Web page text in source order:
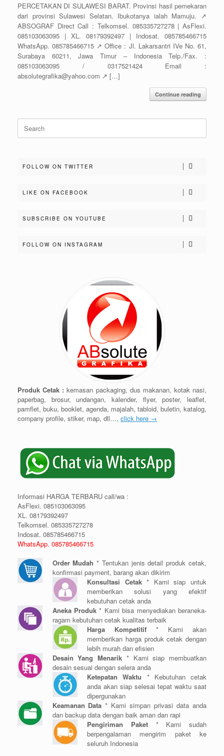
PERCETAKAN DI SULAWESI BARAT. Provinsi hasil pemekaran
dari provinsi Sulawesi Selatan. Ibukotanya ialah Mamuju. ↗️
ABSOGRAF Direct Call : Telkomsel. 085335727278 | AsFlexi.
085103063095 | XL. 08179392497 | Indosat. 085785466715
WhatsApp. 085785466715 ↗️ Office : Jl. Lakarsantri IVe No. 61,
Surabaya 60211, Jawa Timur – Indonesia Telp./Fax. :
085103063095 / 0317521424 Email :
absolutegrafika@yahoo.com ↗️ […]
Continue reading
Search
for:
FOLLOW ON TWITTER
LIKE ON FACEBOOK
SUBSCRIBE ON YOUTUBE
FOLLOW ON INSTAGRAM
Produk Cetak : kemasan packaging, dus makanan, kotak nasi,
paperbag, brosur, undangan, kalender, flyer, poster, leaflet,
pamflet, buku, booklet, agenda, majalah, tabloid, buletin, katalog,
company profile, stiker, map, dll…, click here →
Informasi HARGA TERBARU call/wa :
AsFlexi. 085103063095
XL. 08179392497
Telkomsel. 085335727278
Indosat. 085785466715
WhatsApp. 085785466715
Order Mudah * Tentukan jenis detail produk cetak,
konfirmasi payment, barang akan dikirim
Konsultasi Cetak* Kami siap untuk
memberikan solusi yang efektif
kebutuhan cetak anda
Aneka Produk* Kami bisa menyediakan beraneka-
ragam kebutuhan cetak kualitas terbaik
Harga Kompetitif * Kami akan
memberikan harga produk cetak dengan
lebih murah dan efisien
Desain Yang Menarik * Kami siap membuatkan
desain sesuai dengan selera anda
Ketepatan Waktu * Kebutuhan cetak
anda akan siap selesai tepat waktu saat
dipergunakan
Keamanan Data * Kami simpan privasi data anda
dan backup data dengan baik aman dan rapi
Pengiriman Paket* Kami sudah
berpengalaman mengirim paket ke
seluruh Indonesia